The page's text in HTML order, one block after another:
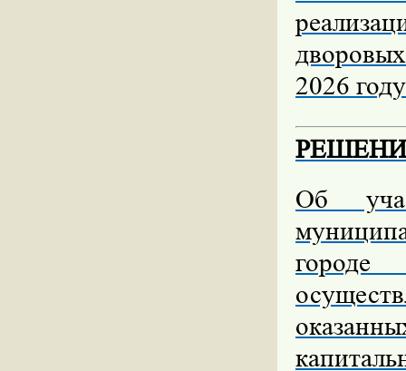
2026 году
Об